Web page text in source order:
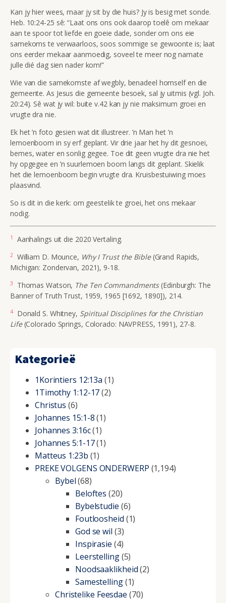
Kan jy hier wees, maar jy sit by die huis? Jy is besig met sonde.
Heb. 10:24-25 sê:“Laat ons ons ook daarop toelê om mekaar
aan te spoor tot liefde en goeie dade, sonder om ons eie
samekoms te verwaarloos, soos sommige se gewoonte is; laat
ons eerder mekaar aanmoedig, soveel te meer nog namate
julle dié dag sien nader kom!”
Wie van die samekomste af wegbly, benadeel homself en die
gemeente. As Jesus die gemeente besoek, sal jy uitmis (vgl. Joh.
20:24). Sê wat jy wil: buite v.42 kan jy nie maksimum groei en
vrugte dra nie.
Ek het ’n foto gesien wat dit illustreer. ’n Man het ’n
lemoenboom in sy erf geplant. Vir drie jaar het hy dit gesnoei,
bemes, water en sonlig gegee. Toe dit geen vrugte dra nie het
hy opgegee en ’n suurlemoen boom langs dit geplant. Skielik
het die lemoenboom begin vrugte dra. Kruisbestuiwing moes
plaasvind.
So is dit in die kerk: om geestelik te groei, het ons mekaar
nodig.
1 Aanhalings uit die 2020 Vertaling.
2William D. Mounce, Why I Trust the Bible(Grand Rapids,
Michigan: Zondervan, 2021), 9-18.
3 Thomas Watson, The Ten Commandments(Edinburgh: The
Banner of Truth Trust, 1959, 1965 [1692, 1890]), 214.
4 Donald S. Whitney, Spiritual Disciplines for the Christian
Life(Colorado Springs, Colorado: NAVPRESS, 1991), 27-8.
Kategorieë
1Korintiers 12:13a (1)
1Timothy 1:12-17(2)
Christus (6)
Johannes 15:1-8(1)
Johannes 3:16c(1)
Johannes 5:1-17(1)
Matteus 1:23b (1)
PREKE VOLGENS ONDERWERP (1,194)
Bybel(68)
Beloftes (20)
Bybelstudie (6)
Foutloosheid (1)
God se wil (3)
Inspirasie (4)
Leerstelling(5)
Noodsaaklikheid(2)
Samestelling(1)
Christelike Feesdae (70)